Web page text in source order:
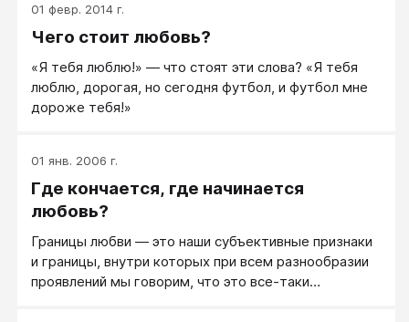
01 февр. 2014 г.
Чего стоит любовь?
«Я тебя люблю!» — что стоят эти слова? «Я тебя
люблю, дорогая, но сегодня футбол, и футбол мне
дороже тебя!»
01 янв. 2006 г.
Где кончается, где начинается
любовь?
Границы любви — это наши субъективные признаки
и границы, внутри которых при всем разнообразии
проявлений мы говорим, что это все-таки